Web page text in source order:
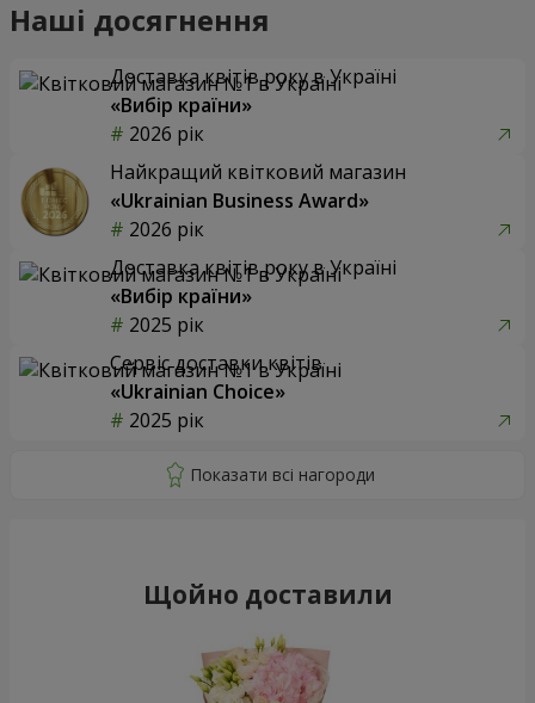
Наші досягнення
Доставка квітів року в Україні
«Вибір країни»
2026 рік
Найкращий квітковий магазин
«Ukrainian Business Award»
2026 рік
Доставка квітів року в Україні
«Вибір країни»
2025 рік
Сервіс доставки квітів
«Ukrainian Choice»
2025 рік
Щойно доставили